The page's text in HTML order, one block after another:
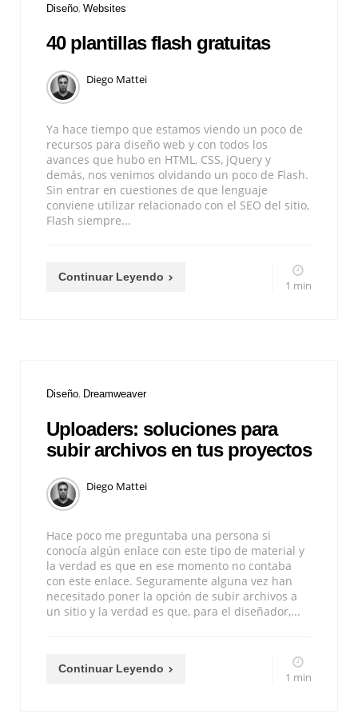
Diseño Websites
40 plantillas flash gratuitas
Diego Mattei
Ya hace tiempo que estamos viendo un poco de
recursos para diseño web y con todos los
avances que hubo en HTML, CSS, jQuery y
demás, nos venimos olvidando un poco de Flash.
Sin entrar en cuestiones de que lenguaje
conviene utilizar relacionado con el SEO del sitio,
Flash siempre...
Continuar Leyendo
1 min
Diseño Dreamweaver
Uploaders: soluciones para
subir archivos en tus proyectos
Diego Mattei
Hace poco me preguntaba una persona si
conocía algún enlace con este tipo de material y
la verdad es que en ese momento no contaba
con este enlace. Seguramente alguna vez han
necesitado poner la opción de subir archivos a
un sitio y la verdad es que, para el diseñador,...
Continuar Leyendo
1 min